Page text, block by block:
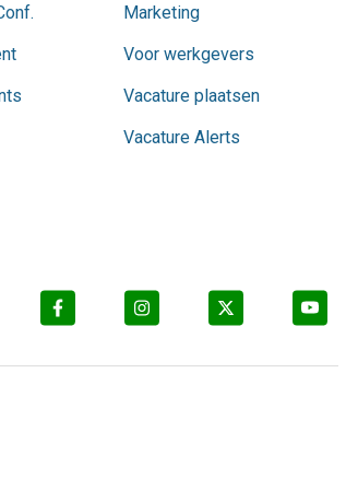
Marketing
Voor werkgevers
Vacature plaatsen
Vacature Alerts